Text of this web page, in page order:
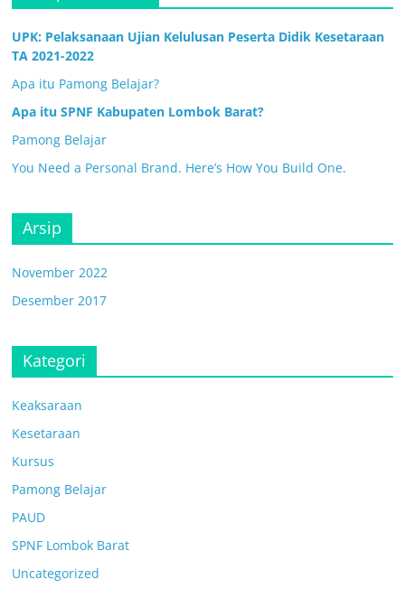
UPK: Pelaksanaan Ujian Kelulusan Peserta Didik Kesetaraan
TA 2021-2022
Apa itu Pamong Belajar?
Apa itu SPNF Kabupaten Lombok Barat?
Pamong Belajar
You Need a Personal Brand. Here’s How You Build One.
Arsip
November 2022
Desember 2017
Kategori
Keaksaraan
Kesetaraan
Kursus
Pamong Belajar
PAUD
SPNF Lombok Barat
Uncategorized